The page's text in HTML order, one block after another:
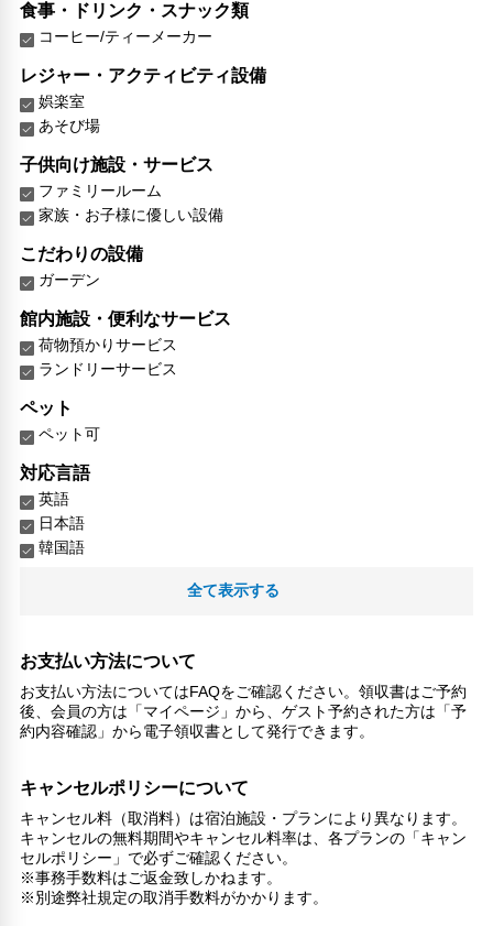
食事・ドリンク・スナック類
コーヒー/ティーメーカー
レジャー・アクティビティ設備
娯楽室
あそび場
子供向け施設・サービス
ファミリールーム
家族・お子様に優しい設備
こだわりの設備
ガーデン
館内施設・便利なサービス
荷物預かりサービス
ランドリーサービス
ペット
ペット可
対応言語
英語
日本語
韓国語
24時間セキュリティ
扇風機
専用ダイニングルーム
全て表示する
お支払い方法について
お支払い方法についてはFAQをご確認ください。領収書はご予約
後、会員の方は「マイページ」から、ゲスト予約された方は「予
約内容確認」から電子領収書として発行できます。
キャンセルポリシーについて
キャンセル料（取消料）は宿泊施設・プランにより異なります。
キャンセルの無料期間やキャンセル料率は、各プランの「キャン
セルポリシー」で必ずご確認ください。
※事務手数料はご返金致しかねます。
※別途弊社規定の取消手数料がかかります。